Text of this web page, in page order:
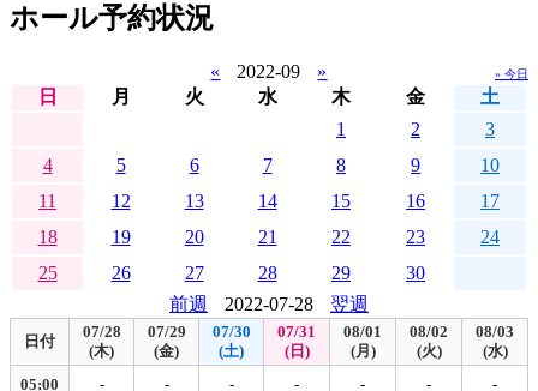
ホール予約状況
« 2022-09 » » 今日
日 月 火 水 木 金
土
1
2
3
4
5 6 7 8 9
10
11
12 13 14 15 16
17
18
19 20 21 22 23
24
25
26 27 28 29
30
前週
2022-07-28 翌週
日付
07/28
(木)
07/29
(金)
07/30
(土)
07/31
(日)
08/01
(月)
08/02
(火)
08/03
(水)
05:00
- - - - - - -